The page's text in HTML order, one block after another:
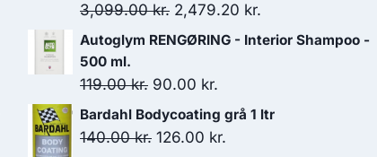
var:
49.95 kr..
er:
47.45 kr..
3,099.00kr. Den
oprindelige
var:
3,099.00 kr..
2,479.20 kr.
aktuelle
2,479.20 kr..
Autoglym RENGØRING - Interior Shampoo -
500 ml.
119.00kr. Den
oprindelige
pris
90.00 kr.
aktuelle
pris
Bardahl Bodycoating grå 1 ltr
140.00kr. Den
126.00 kr.